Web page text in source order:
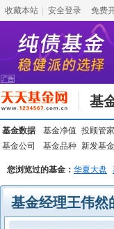
收藏本站 安全登录 免费
基
基金数据 基金净值 投顾管家
基金公司
基金品种 新发基金
您浏览过的基金： 华夏大盘
基金经理王伟然